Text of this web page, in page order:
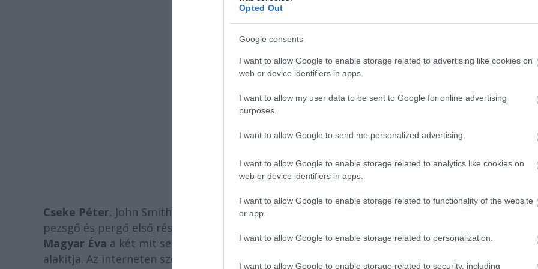
Opted Out
Google consents
I want to allow Google to enable storage related to advertising like cookies on
web or device identifiers in apps.
I want to allow my user data to be sent to Google for online advertising
purposes.
I want to allow Google to send me personalized advertising.
I want to allow Google to enable storage related to analytics like cookies on
web or device identifiers in apps.
I want to allow Google to enable storage related to functionality of the website
or app.
I want to allow Google to enable storage related to personalization.
I want to allow Google to enable storage related to security, including
Cseke Péter, John Smith alakítója kiemelte, hogy az előadás ritmusa, hangulata talán még a
pezsgő és pergő első részt is felülmúlja. Ebben a színésztársak is segédkeznek:
Magyar Éva a két mit sem sejtő feleséget,Szerednyey Bélapedig a túl sokat tudó barátot
alakítja. Az interneten szerelemre lobbanó fiatalokat a színház két ifjú tehetsége,